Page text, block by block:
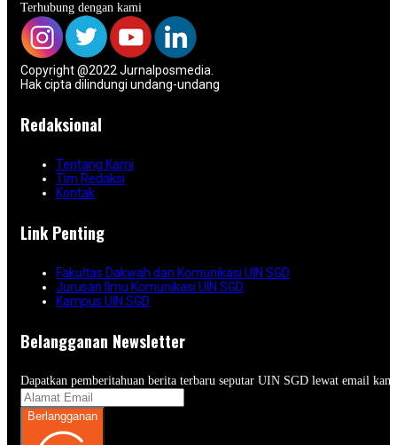
Terhubung dengan kami
Copyright @2022 Jurnalposmedia.
Hak cipta dilindungi undang-undang
Redaksional
Tentang Kami
Tim Redaksi
Kontak
Link Penting
Fakultas Dakwah dan Komunikasi UIN SGD
Jurusan Ilmu Komunikasi UIN SGD
Kampus UIN SGD
Belangganan Newsletter
Dapatkan pemberitahuan berita terbaru seputar UIN SGD lewat email
Berlangganan